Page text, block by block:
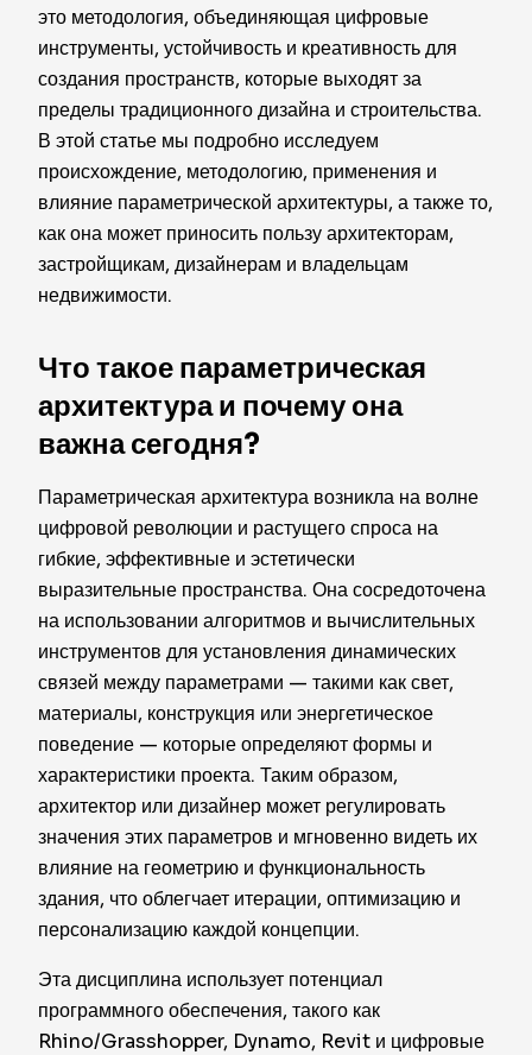
это методология, объединяющая цифровые
инструменты, устойчивость и креативность для
создания пространств, которые выходят за
пределы традиционного дизайна и строительства.
В этой статье мы подробно исследуем
происхождение, методологию, применения и
влияние параметрической архитектуры, а также то,
как она может приносить пользу архитекторам,
застройщикам, дизайнерам и владельцам
недвижимости.
Что такое параметрическая
архитектура и почему она
важна сегодня?
Параметрическая архитектура возникла на волне
цифровой революции и растущего спроса на
гибкие, эффективные и эстетически
выразительные пространства. Она сосредоточена
на использовании алгоритмов и вычислительных
инструментов для установления динамических
связей между параметрами — такими как свет,
материалы, конструкция или энергетическое
поведение — которые определяют формы и
характеристики проекта. Таким образом,
архитектор или дизайнер может регулировать
значения этих параметров и мгновенно видеть их
влияние на геометрию и функциональность
здания, что облегчает итерации, оптимизацию и
персонализацию каждой концепции.
Эта дисциплина использует потенциал
программного обеспечения, такого как
Rhino/Grasshopper, Dynamo, Revit и цифровые